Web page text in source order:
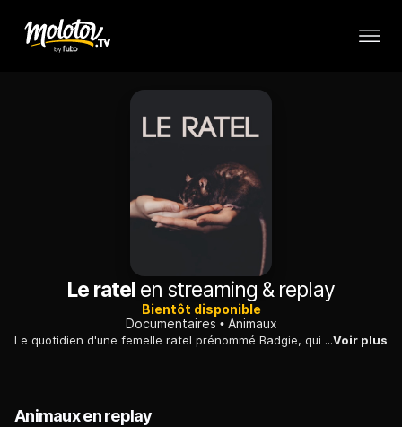
Le ratelen streaming & replay
Bientôt disponible
Documentaires
Animaux
Le quotidien d'une femelle ratel prénommé Badgie, qui chasse scorpions, serpents et souris et tente d'affronter seule la nature sauvage africaine.Voir plus
Animaux en replay